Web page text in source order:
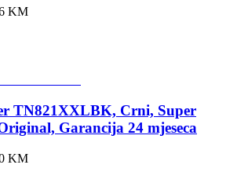
KM
TN821XXLBK, Crni, Super
Garancija 24 mjeseca
KM